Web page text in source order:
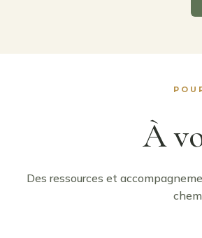
À
Des ressources et